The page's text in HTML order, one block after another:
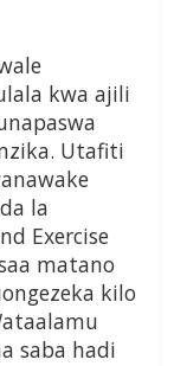
kwa ajili
Utafiti
la
Exercise
matano
kilo
saba hadi